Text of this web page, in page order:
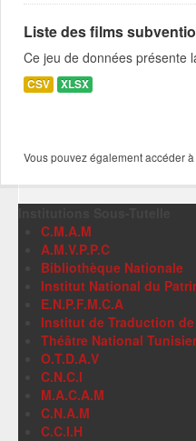
Liste des films
Ce jeu de données présente
CSV XLSX
Vous pouvez également accéder
C.M.A.M
A.M.V.P.P.C
Bibliothèque Nationale
Institut National du
E.N.P.F.M.C.A
Institut de Traduction
Théâtre National
O.T.D.A.V
C.N.C.I
M.A.C.A.M
C.N.A.M
C.C.I.H